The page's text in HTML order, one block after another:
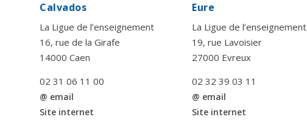
Calvados
La Ligue de l’enseignement
16, rue de la Girafe
14000 Caen
02 31 06 11 00
@ email
Site internet
Eure
La Ligue de l’enseignement
19, rue Lavoisier
27000 Evreux
02 32 39 03 11
@ email
Site internet